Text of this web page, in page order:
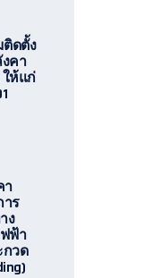
ดตั้ง
คา
ให้แก่
า
ร
ง
ฟ้า
กวด